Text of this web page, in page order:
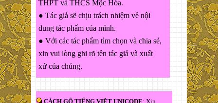
THPT và THCS Mộc Hóa.
● Tác giả sẽ chịu trách nhiệm về nội
dung tác phẩm của mình.
● Với các tác phẩm tìm chọn và chia sẻ,
xin vui lòng ghi rõ tên tác giả và xuất
xứ của chúng.
CÁCH GÕ TIẾNG VIỆT UNICODE: Xin